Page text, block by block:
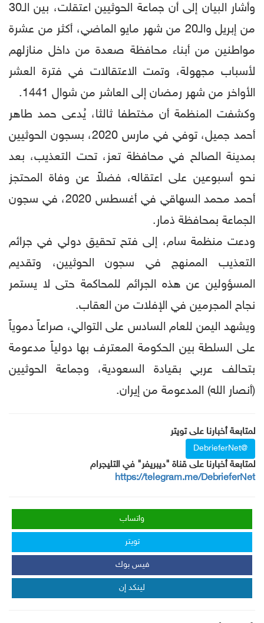
وأشار البيان إلى أن جماعة الحوثيين اعتقلت، بين الـ30
من إبريل والـ20 من شهر مايو الماضي، أكثر من عشرة
مواطنين من أبناء محافظة صعدة من داخل منازلهم
لأسباب مجهولة، وتمت الاعتقالات في فترة العشر
الأواخر من شهر رمضان إلى العاشر من شوال 1441.
وكشفت المنظمة أن مختطفا ثالثا، يُدعى حمد طاهر
أحمد جميل، توفي في مارس 2020، بسجون الحوثيين
بمدينة الصالح في محافظة تعز، تحت التعذيب، بعد
نحو أسبوعين على اعتقاله، فضلاً عن وفاة المحتجز
أحمد محمد السهاقي في أغسطس 2020، في سجون
الجماعة بمحافظة ذمار.
ودعت منظمة سام، إلى فتح تحقيق دولي في جرائم
التعذيب الممنهج في سجون الحوثيين، وتقديم
المسؤولين عن هذه الجرائم للمحاكمة حتى لا يستمر
نجاح المجرمين في الإفلات من العقاب.
ويشهد اليمن للعام السادس على التوالي، صراعاً دموياً
على السلطة بين الحكومة المعترف بها دولياً مدعومة
بتحالف عربي بقيادة السعودية، وجماعة الحوثيين
(أنصار الله) المدعومة من إيران.
لمتابعة أخبارنا على تويتر
@DebrieferNet
لمتابعة أخبارنا على قناة "ديبريفر" في التليجرام
https://telegram.me/DebrieferNet
واتساب
تويتر
فيس بوك
لينكد إن